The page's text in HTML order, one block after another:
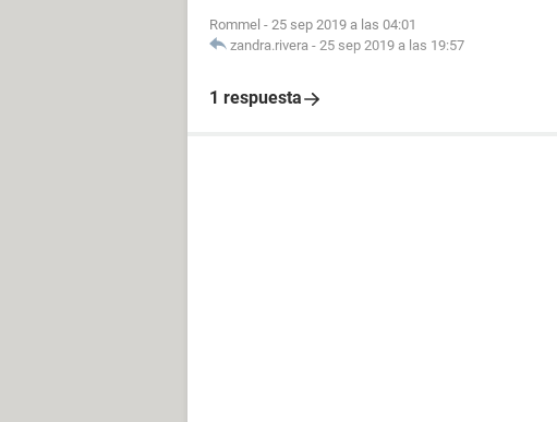
Rommel - 25 sep 2019 a las 04:01
zandra.rivera - 25 sep 2019 a las 19:57
1 respuesta